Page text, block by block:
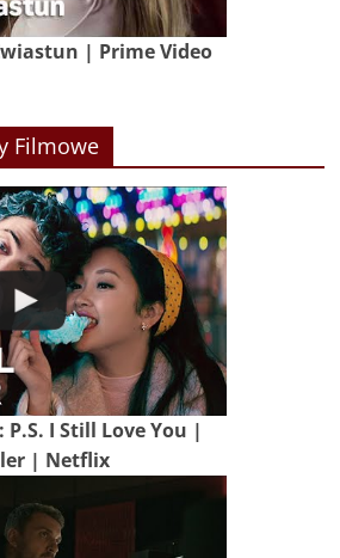
| Prime Video
Filmowe
P.S. I Still Love You |
| Netflix